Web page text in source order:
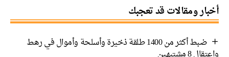
أخبار ومقالات قد تعجبك
ضبط أكثر من 1400 طلقة ذخيرة وأسلحة وأموال في رهط